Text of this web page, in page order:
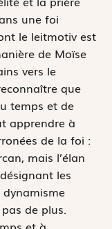
une foi
le leitmotiv est
de Moïse
vers le
que
temps et de
apprendre à
de la foi :
mais l’élan
les
de plus.